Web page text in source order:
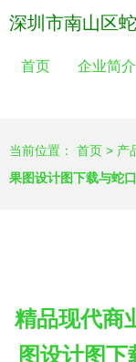
深圳市南山区
首页 企业简介
当前位置： 首页 > 产
果图设计图下载与蛇
精品现代商
图设计图